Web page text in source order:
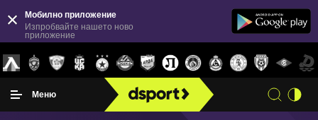
Мобилно приложение
Изпробвайте нашето ново
приложение
Меню